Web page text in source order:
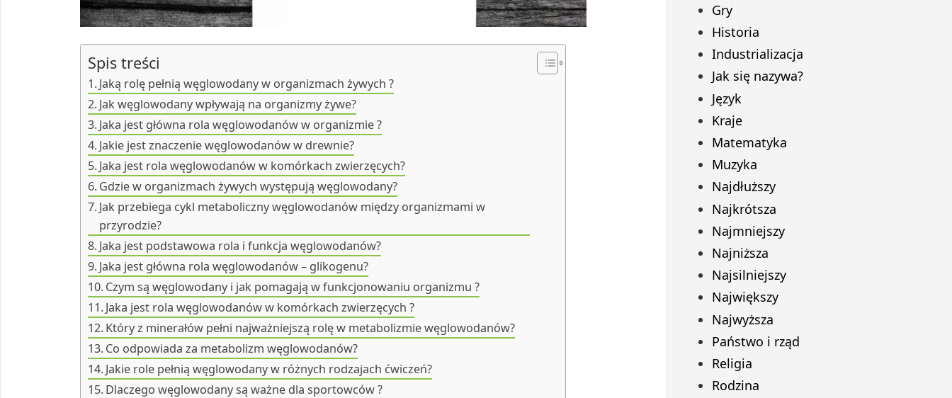
Spis treści
Jaką rolę pełnią węglowodany w organizmach żywych ?
Jak węglowodany wpływają na organizmy żywe?
Jaka jest główna rola węglowodanów w organizmie ?
Jakie jest znaczenie węglowodanów w drewnie?
Jaka jest rola węglowodanów w komórkach zwierzęcych?
Gdzie w organizmach żywych występują węglowodany?
Jak przebiega cykl metaboliczny węglowodanów między organizmami w
przyrodzie?
Jaka jest podstawowa rola i funkcja węglowodanów?
Jaka jest główna rola węglowodanów – glikogenu?
Czym są węglowodany i jak pomagają w funkcjonowaniu organizmu ?
Jaka jest rola węglowodanów w komórkach zwierzęcych ?
Który z minerałów pełni najważniejszą rolę w metabolizmie węglowodanów?
Co odpowiada za metabolizm węglowodanów?
Jakie role pełnią węglowodany w różnych rodzajach ćwiczeń?
Dlaczego węglowodany są ważne dla sportowców ?
Gry
Historia
Industrializacja
Jak się nazywa?
Język
Kraje
Matematyka
Muzyka
Najdłuższy
Najkrótsza
Najmniejszy
Najniższa
Najsilniejszy
Największy
Najwyższa
Państwo i rząd
Religia
Rodzina